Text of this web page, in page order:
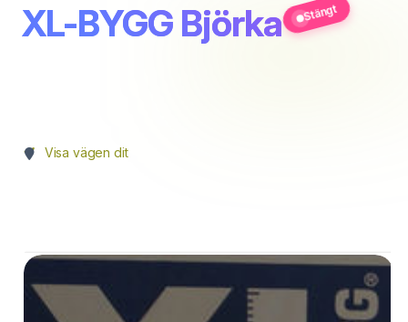
XL-BYGG Björka Stängt
Visa vägen dit